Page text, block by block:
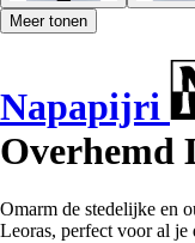
Meer tonen
Napapijri
Overhemd
Omarm de stedelijke en
Leoras, perfect voor al je